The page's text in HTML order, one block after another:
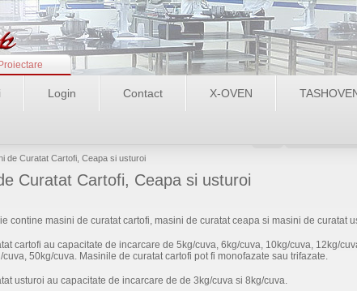
Proiectare
Login Contact X-OVEN
de Curatat Cartofi, Ceapa si usturoi
Curatat Cartofi, Ceapa si usturoi
contine masini de curatat cartofi, masini de curatat ceapa si masini de curatat
cartofi au capacitate de incarcare de 5kg/cuva, 6kg/cuva, 10kg/cuva, 12kg/
50kg/cuva. Masinile de curatat cartofi pot fi monofazate sau trifazate.
usturoi au capacitate de incarcare de de 3kg/cuva si 8kg/cuva.